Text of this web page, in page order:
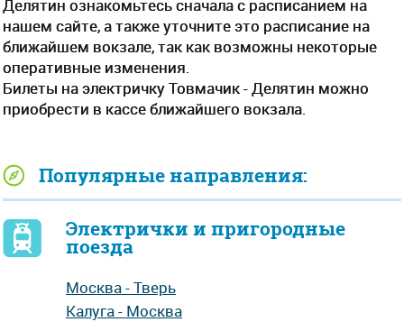
Делятин ознакомьтесь сначала с расписанием на
нашем сайте, а также уточните это расписание на
ближайшем вокзале, так как возможны некоторые
оперативные изменения.
Билеты на электричку Товмачик - Делятин можно
приобрести в кассе ближайшего вокзала.
Популярные направления:
Электрички и пригородные
поезда
Москва - Тверь
Калуга - Москва